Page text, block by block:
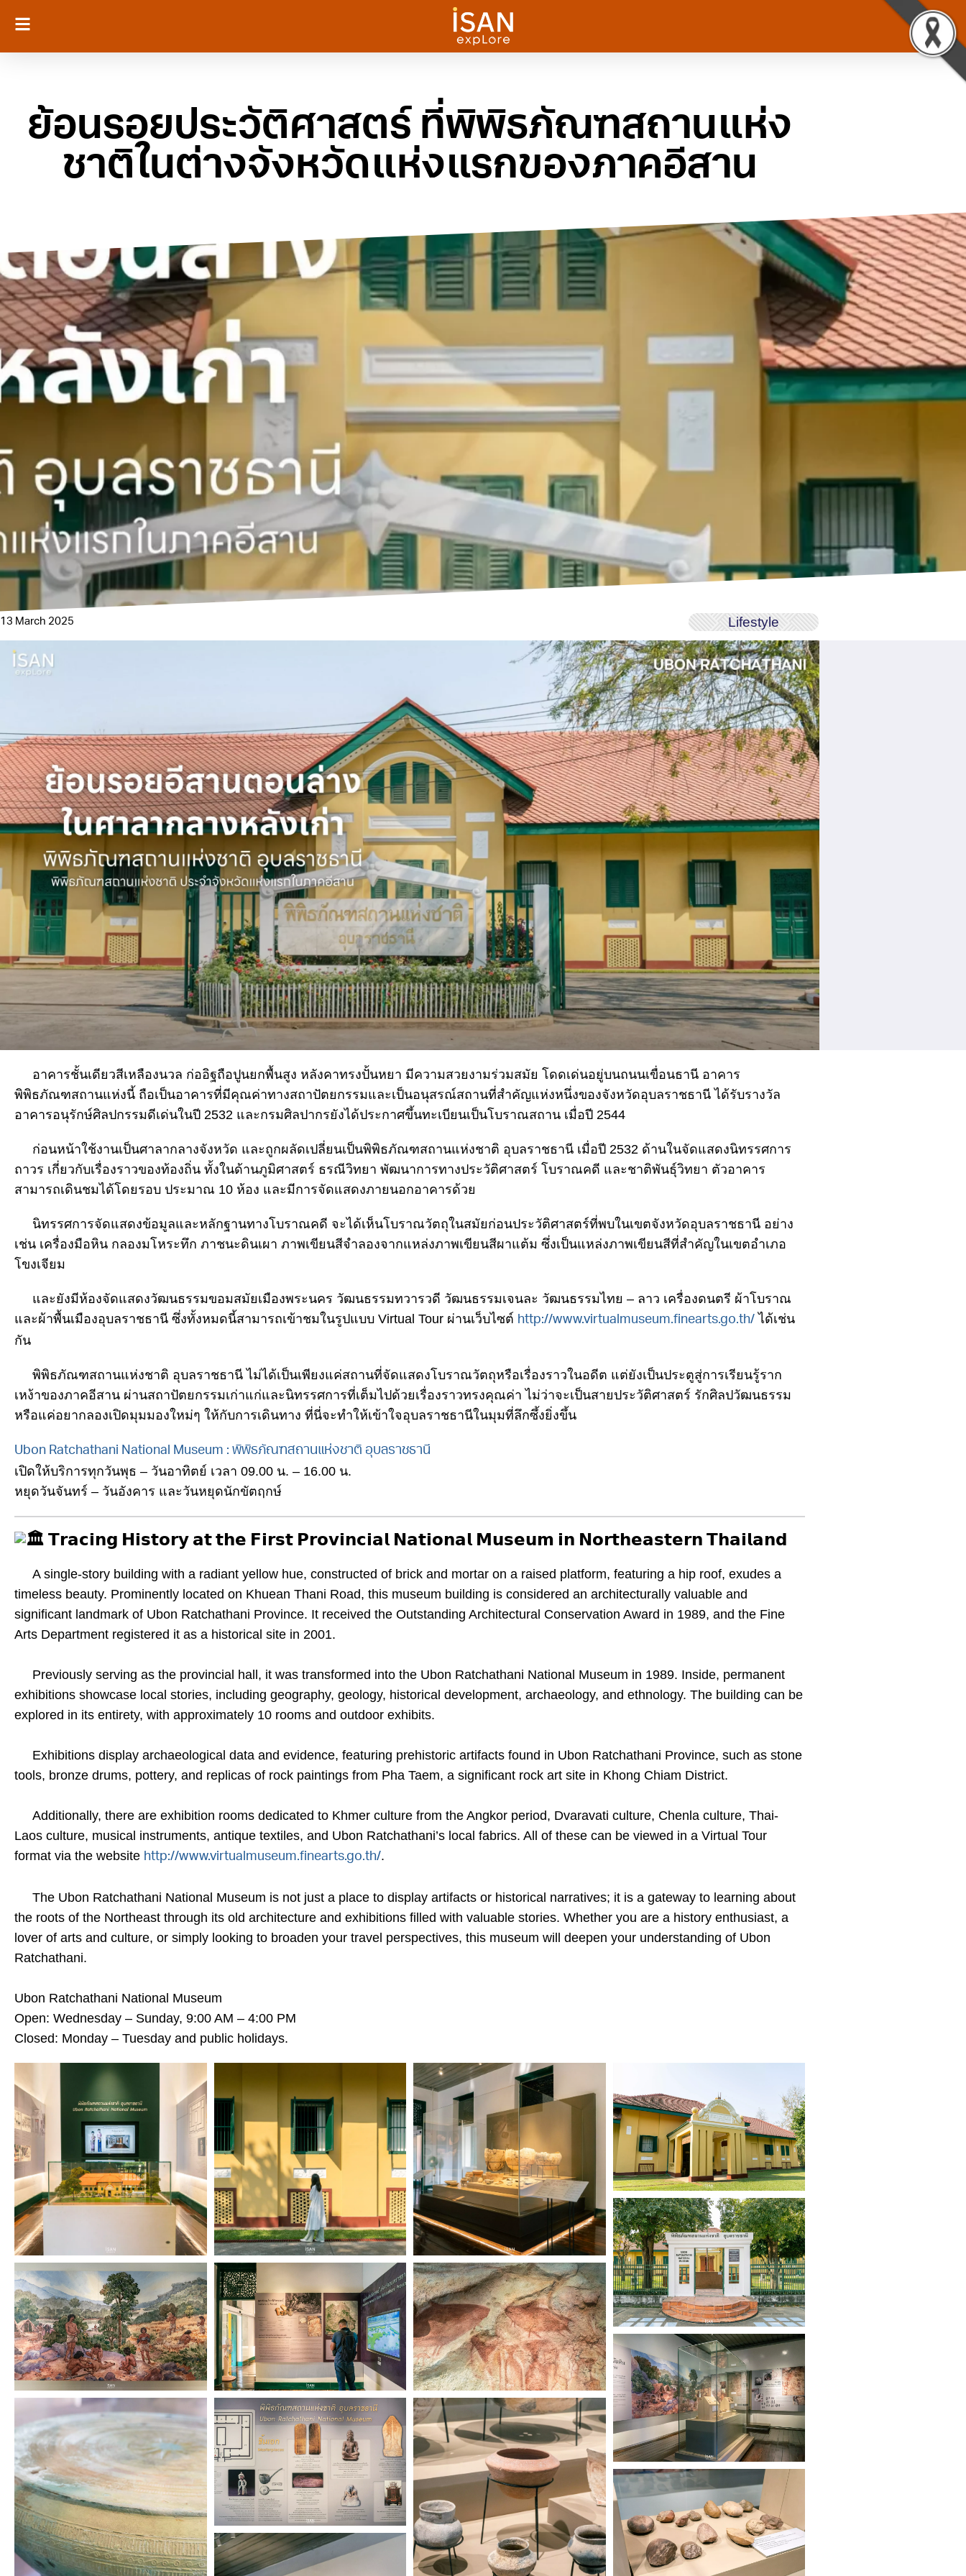
ย้อนรอยประวัติศาสตร์ ที่พิพิธภัณฑสถานแห่ง
ชาติในต่างจังหวัดแห่งแรกของภาคอีสาน
13 March 2025 Lifestyle
อาคารชั้นเดียวสีเหลืองนวล ก่ออิฐถือปูนยกพื้นสูง หลังคาทรงปั้นหยา มีความสวยงามร่วมสมัย โดดเด่นอยู่บนถนนเขื่อนธานี อาคาร
พิพิธภัณฑสถานแห่งนี้ ถือเป็นอาคารที่มีคุณค่าทางสถาปัตยกรรมและเป็นอนุสรณ์สถานที่สำคัญแห่งหนึ่งของจังหวัดอุบลราชธานี ได้รับรางวัล
อาคารอนุรักษ์ศิลปกรรมดีเด่นในปี 2532 และกรมศิลปากรยังได้ประกาศขึ้นทะเบียนเป็นโบราณสถาน เมื่อปี 2544
ก่อนหน้าใช้งานเป็นศาลากลางจังหวัด และถูกผลัดเปลี่ยนเป็นพิพิธภัณฑสถานแห่งชาติ อุบลราชธานี เมื่อปี 2532 ด้านในจัดแสดงนิทรรศการ
ถาวร เกี่ยวกับเรื่องราวของท้องถิ่น ทั้งในด้านภูมิศาสตร์ ธรณีวิทยา พัฒนาการทางประวัติศาสตร์ โบราณคดี และชาติพันธุ์วิทยา ตัวอาคาร
สามารถเดินชมได้โดยรอบ ประมาณ 10 ห้อง และมีการจัดแสดงภายนอกอาคารด้วย
นิทรรศการจัดแสดงข้อมูลและหลักฐานทางโบราณคดี จะได้เห็นโบราณวัตถุในสมัยก่อนประวัติศาสตร์ที่พบในเขตจังหวัดอุบลราชธานี อย่าง
เช่น เครื่องมือหิน กลองมโหระทึก ภาชนะดินเผา ภาพเขียนสีจำลองจากแหล่งภาพเขียนสีผาแต้ม ซึ่งเป็นแหล่งภาพเขียนสีที่สำคัญในเขตอำเภอ
โขงเจียม
และยังมีห้องจัดแสดงวัฒนธรรมขอมสมัยเมืองพระนคร วัฒนธรรมทวารวดี วัฒนธรรมเจนละ วัฒนธรรมไทย – ลาว เครื่องดนตรี ผ้าโบราณ
และผ้าพื้นเมืองอุบลราชธานี ซึ่งทั้งหมดนี้สามารถเข้าชมในรูปแบบ Virtual Tour ผ่านเว็บไซต์ http://www.virtualmuseum.finearts.go.th/ ได้เช่น
กัน
พิพิธภัณฑสถานแห่งชาติ อุบลราชธานี ไม่ได้เป็นเพียงแค่สถานที่จัดแสดงโบราณวัตถุหรือเรื่องราวในอดีต แต่ยังเป็นประตูสู่การเรียนรู้ราก
เหง้าของภาคอีสาน ผ่านสถาปัตยกรรมเก่าแก่และนิทรรศการที่เต็มไปด้วยเรื่องราวทรงคุณค่า ไม่ว่าจะเป็นสายประวัติศาสตร์ รักศิลปวัฒนธรรม
หรือแค่อยากลองเปิดมุมมองใหม่ๆ ให้กับการเดินทาง ที่นี่จะทำให้เข้าใจอุบลราชธานีในมุมที่ลึกซึ้งยิ่งขึ้น
Ubon Ratchathani National Museum : พิพิธภัณฑสถานแห่งชาติ อุบลราชธานี
เปิดให้บริการทุกวันพุธ – วันอาทิตย์ เวลา 09.00 น. – 16.00 น.
หยุดวันจันทร์ – วันอังคาร และวันหยุดนักขัตฤกษ์
𝗧𝗿𝗮𝗰𝗶𝗻𝗴 𝗛𝗶𝘀𝘁𝗼𝗿𝘆 𝗮𝘁 𝘁𝗵𝗲 𝗙𝗶𝗿𝘀𝘁 𝗣𝗿𝗼𝘃𝗶𝗻𝗰𝗶𝗮𝗹 𝗡𝗮𝘁𝗶𝗼𝗻𝗮𝗹 𝗠𝘂𝘀𝗲𝘂𝗺 𝗶𝗻 𝗡𝗼𝗿𝘁𝗵𝗲𝗮𝘀𝘁𝗲𝗿𝗻 𝗧𝗵𝗮𝗶𝗹𝗮𝗻𝗱
A single-story building with a radiant yellow hue, constructed of brick and mortar on a raised platform, featuring a hip roof, exudes a
timeless beauty. Prominently located on Khuean Thani Road, this museum building is considered an architecturally valuable and
significant landmark of Ubon Ratchathani Province. It received the Outstanding Architectural Conservation Award in 1989, and the Fine
Arts Department registered it as a historical site in 2001.
Previously serving as the provincial hall, it was transformed into the Ubon Ratchathani National Museum in 1989. Inside, permanent
exhibitions showcase local stories, including geography, geology, historical development, archaeology, and ethnology. The building can be
explored in its entirety, with approximately 10 rooms and outdoor exhibits.
Exhibitions display archaeological data and evidence, featuring prehistoric artifacts found in Ubon Ratchathani Province, such as stone
tools, bronze drums, pottery, and replicas of rock paintings from Pha Taem, a significant rock art site in Khong Chiam District.
Additionally, there are exhibition rooms dedicated to Khmer culture from the Angkor period, Dvaravati culture, Chenla culture, Thai-
Laos culture, musical instruments, antique textiles, and Ubon Ratchathani’s local fabrics. All of these can be viewed in a Virtual Tour
format via the website http://www.virtualmuseum.finearts.go.th/.
The Ubon Ratchathani National Museum is not just a place to display artifacts or historical narratives; it is a gateway to learning about
the roots of the Northeast through its old architecture and exhibitions filled with valuable stories. Whether you are a history enthusiast, a
lover of arts and culture, or simply looking to broaden your travel perspectives, this museum will deepen your understanding of Ubon
Ratchathani.
Ubon Ratchathani National Museum
Open: Wednesday – Sunday, 9:00 AM – 4:00 PM
Closed: Monday – Tuesday and public holidays.